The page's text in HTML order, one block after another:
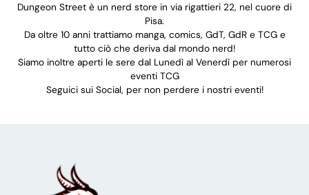
Dungeon Street è un nerd store in via rigattieri 22, nel cuore di
Pisa.
Da oltre 10 anni trattiamo manga, comics, GdT, GdR e TCG e
tutto ciò che deriva dal mondo nerd!
Siamo inoltre aperti le sere dal Lunedì al Venerdì per numerosi
eventi TCG
Seguici sui Social, per non perdere i nostri eventi!